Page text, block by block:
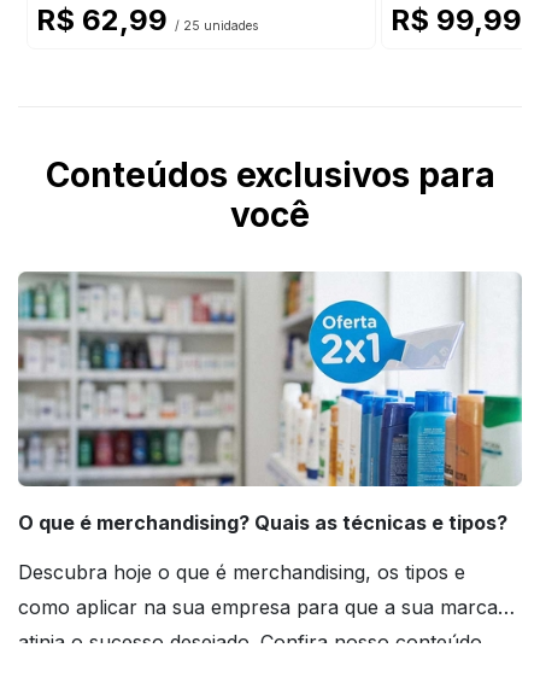
R$ 62,99 / 25 unidades R$ 99,99
Conteúdos exclusivos para
você
O que é merchandising? Quais as técnicas e tipos?
Descubra hoje o que é merchandising, os tipos e
como aplicar na sua empresa para que a sua marca
atinja o sucesso desejado. Confira nosso conteúdo